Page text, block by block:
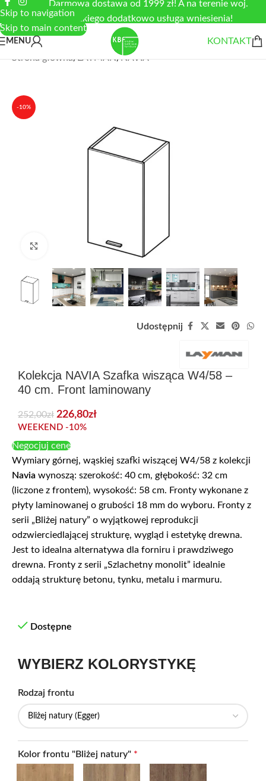
Skip to navigation
Skip to main content
Darmowa dostawa od 1999 zł! A na terenie woj.
łódzkiego dodatkowo usługa wniesienia!
MENU
KONTAKT
Strona główna/ LAYMAN/NAVIA
-10%
Zobacz duże zdjęcie
Udostępnij
Kolekcja NAVIA Szafka wisząca W4/58 –
40 cm. Front laminowany
252,00zł 226,80zł
WEEKEND -10%
Negocjuj cenę
Wymiary górnej, wąskiej szafki wiszącej W4/58 z kolekcji
Navia wynoszą: szerokość: 40 cm, głębokość: 32 cm
(liczone z frontem), wysokość: 58 cm. Fronty wykonane z
płyty laminowanej o grubości 18 mm do wyboru. Fronty z
serii „Bliżej natury” o wyjątkowej reprodukcji
odzwierciedlającej strukturę, wygląd i estetykę drewna.
Jest to idealna alternatywa dla forniru i prawdziwego
drewna. Fronty z serii „Szlachetny monolit” idealnie
oddają strukturę betonu, tynku, metalu i marmuru.
Dostępne
WYBIERZ KOLORYSTYKĘ
Rodzaj frontu
Kolor frontu "Bliżej natury" *